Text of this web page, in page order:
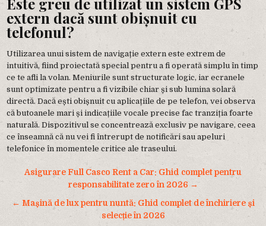
Este greu de utilizat un sistem GPS
extern dacă sunt obișnuit cu
telefonul?
Utilizarea unui sistem de navigație extern este extrem de
intuitivă, fiind proiectată special pentru a fi operată simplu în timp
ce te afli la volan. Meniurile sunt structurate logic, iar ecranele
sunt optimizate pentru a fi vizibile chiar și sub lumina solară
directă. Dacă ești obișnuit cu aplicațiile de pe telefon, vei observa
că butoanele mari și indicațiile vocale precise fac tranziția foarte
naturală. Dispozitivul se concentrează exclusiv pe navigare, ceea
ce înseamnă că nu vei fi întrerupt de notificări sau apeluri
telefonice în momentele critice ale traseului.
Navigare
în
articole
Asigurare Full Casco Rent a Car: Ghid complet pentru
responsabilitate zero în 2026 →
← Mașină de lux pentru nuntă: Ghid complet de închiriere și
selecție în 2026